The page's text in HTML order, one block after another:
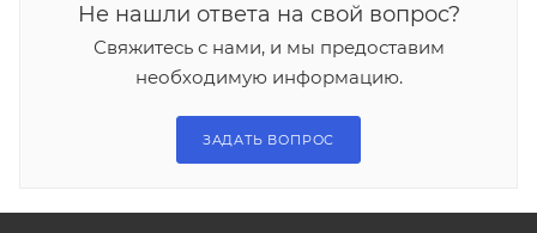
Не нашли ответа на свой вопрос?
Свяжитесь с нами, и мы предоставим
необходимую информацию.
ЗАДАТЬ ВОПРОС